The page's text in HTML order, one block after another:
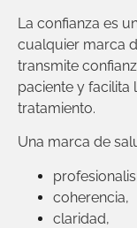
La confianza es
cualquier marca
transmite
paciente y facilita
tratamiento.
Una marca de
coherencia,
claridad,